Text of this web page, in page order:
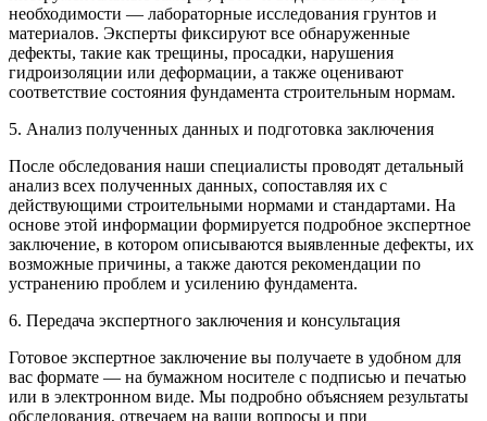
необходимости — лабораторные исследования грунтов и
материалов. Эксперты фиксируют все обнаруженные
дефекты, такие как трещины, просадки, нарушения
гидроизоляции или деформации, а также оценивают
соответствие состояния фундамента строительным нормам.
5. Анализ полученных данных и подготовка заключения
После обследования наши специалисты проводят детальный
анализ всех полученных данных, сопоставляя их с
действующими строительными нормами и стандартами. На
основе этой информации формируется подробное экспертное
заключение, в котором описываются выявленные дефекты, их
возможные причины, а также даются рекомендации по
устранению проблем и усилению фундамента.
6. Передача экспертного заключения и консультация
Готовое экспертное заключение вы получаете в удобном для
вас формате — на бумажном носителе с подписью и печатью
или в электронном виде. Мы подробно объясняем результаты
обследования, отвечаем на ваши вопросы и при